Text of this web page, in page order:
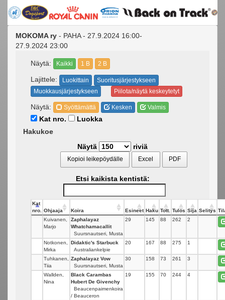
MOKOMA ry - PAHA - 27.9.2024 16:00-
27.9.2024 23:00
Näytä: Kaikki 1 B 2 B
Lajittele: Luokittain
Suoritusjärjestykseen
Muokkausjärjestykseen
Piilota/näytä keskeytetyt
Näytä: Syöttämättä Kesken Valmis
Kat nro.
Luokka
Hakukoe
Näytä
riviä
Kopioi leikepöydälle Excel PDF
Etsi kaikista kentistä:
Kat
nro.
Ohjaaja Koira Esineet Haku Tott. Tulos Sija Selitys
Kuivanen,
Marjo
Zaphalayaz
Whatchamacallit
Suursnautseri, Musta
29 145 88 262 2
Notkonen,
Mirka
Didaktic's Starbuck
Australiankelpie
20 167 88 275 1
Tuhkanen,
Tiia
Zaphalayaz Vow
Suursnautseri, Musta
30 158 73 261 3
Wallden,
Nina
Black Carambas
Hubert De Givenchy
Beaucenpaimenkoira
/ Beauceron
19 155 70 244 4